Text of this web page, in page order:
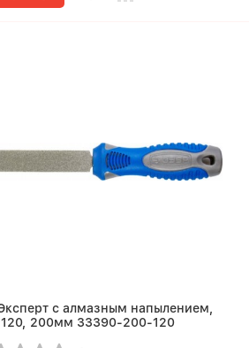
с алмазным напылением,
120, 200мм 33390-200-120